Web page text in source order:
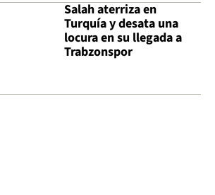
Salah aterriza en
Turquía y desata una
locura en su llegada a
Trabzonspor